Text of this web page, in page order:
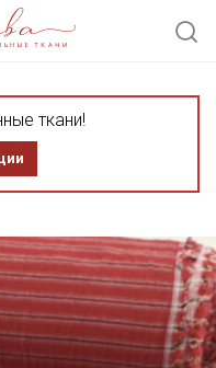
ткани!